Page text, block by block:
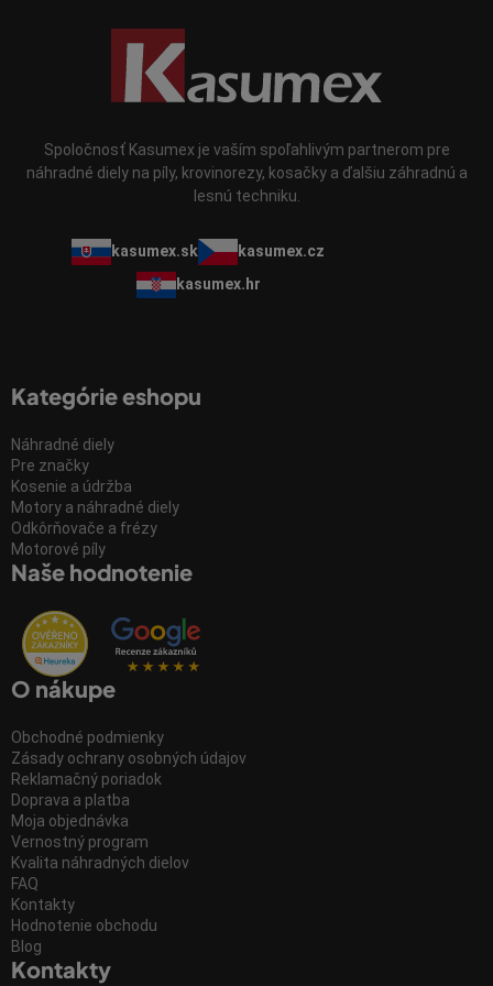
Spoločnosť Kasumex je vaším spoľahlivým partnerom pre
náhradné diely na píly, krovinorezy, kosačky a ďalšiu záhradnú a
lesnú techniku.
kasumex.sk
kasumex.cz
kasumex.hr
Kategórie eshopu
Náhradné diely
Pre značky
Kosenie a údržba
Motory a náhradné diely
Odkôrňovače a frézy
Motorové píly
Naše hodnotenie
O nákupe
Obchodné podmienky
Zásady ochrany osobných údajov
Reklamačný poriadok
Doprava a platba
Moja objednávka
Vernostný program
Kvalita náhradných dielov
FAQ
Kontakty
Hodnotenie obchodu
Blog
Kontakty